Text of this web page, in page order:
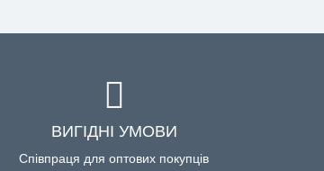
ВИГІДНІ УМОВИ
Співпраця для оптових покупців